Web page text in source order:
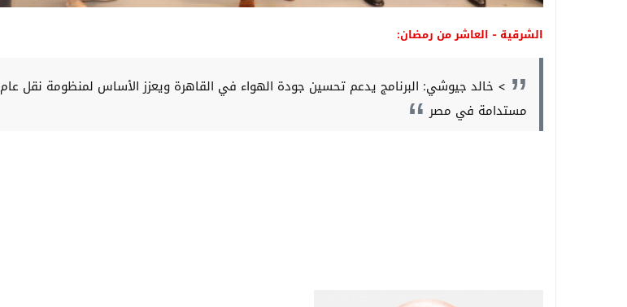
الشرقية - العاشر من رمضان:
> خالد جيوشي: البرنامج يدعم تحسين جودة الهواء في القاهرة ويعزز الأساس لمنظومة نقل عام
مستدامة في مصر